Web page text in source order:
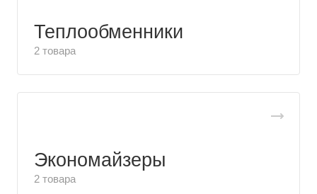
Теплообменники
2 товара
Экономайзеры
2 товара